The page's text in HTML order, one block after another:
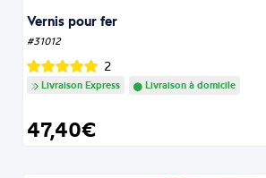
Vernis pour fer
#31012
2
Livraison Express Livraison à domicile
47,40€